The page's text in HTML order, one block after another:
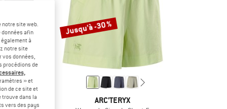
Jusqu'à -30 %
ARC'TERYX
site web.
afin
à
notre site
données,
procédions de
» et
de ce site et
trouve dans la
vers des pays